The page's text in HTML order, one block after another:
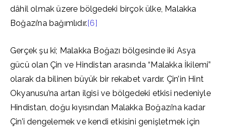
dâhil olmak üzere bölgedeki birçok ülke, Malakka
Boğazı’na bağımlıdır.[6]
Gerçek şu ki; Malakka Boğazı bölgesinde iki Asya
gücü olan Çin ve Hindistan arasında “Malakka İkilemi”
olarak da bilinen büyük bir rekabet vardır. Çin’in Hint
Okyanusu’na artan ilgisi ve bölgedeki etkisi nedeniyle
Hindistan, doğu kıyısından Malakka Boğazı’na kadar
Çin’i dengelemek ve kendi etkisini genişletmek için